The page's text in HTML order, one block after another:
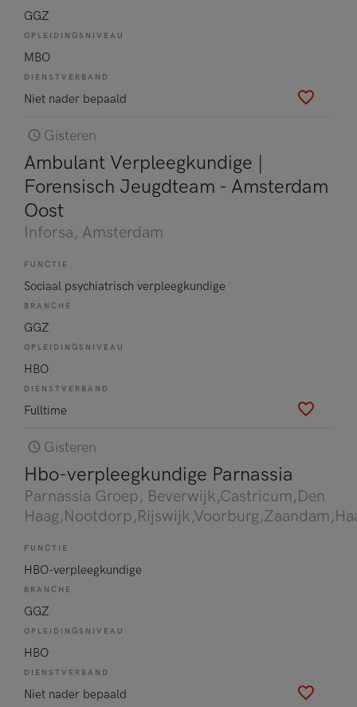
GGZ
OPLEIDINGSNIVEAU
MBO
DIENSTVERBAND
Niet nader bepaald
Gisteren
Ambulant Verpleegkundige |
Forensisch Jeugdteam - Amsterdam
Oost
Inforsa, Amsterdam
FUNCTIE
Sociaal psychiatrisch verpleegkundige
BRANCHE
GGZ
OPLEIDINGSNIVEAU
HBO
DIENSTVERBAND
Fulltime
Gisteren
Hbo-verpleegkundige Parnassia
Parnassia Groep, Beverwijk,Castricum,Den
FUNCTIE
HBO-verpleegkundige
BRANCHE
GGZ
OPLEIDINGSNIVEAU
HBO
DIENSTVERBAND
Niet nader bepaald